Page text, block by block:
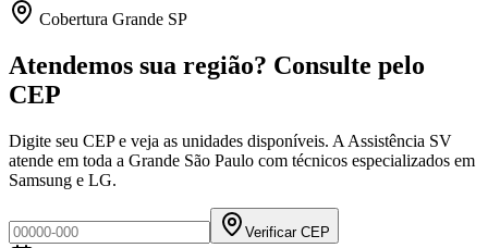
Cobertura Grande SP
Atendemos sua região? Consulte pelo
CEP
Digite seu CEP e veja as unidades disponíveis. A Assistência SV
atende em toda a Grande São Paulo com técnicos especializados em
Samsung e LG.
Verificar CEP